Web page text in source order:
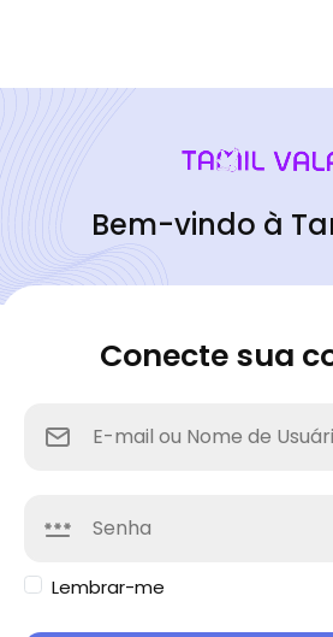
Bem-vindo à
Conecte sua
Lembrar-me